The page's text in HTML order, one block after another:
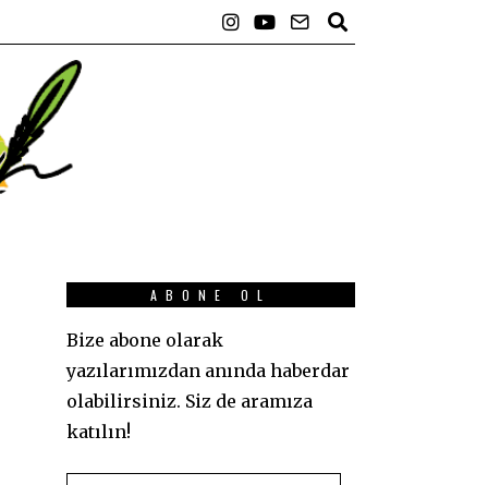
ABONE OL
Bize abone olarak
yazılarımızdan anında haberdar
olabilirsiniz. Siz de aramıza
katılın!